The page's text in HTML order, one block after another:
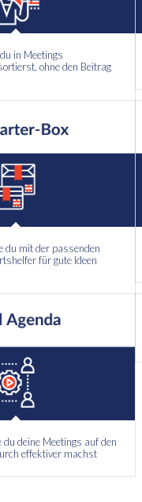
in Meetings
ohne den Beitrag
du mit der passenden
für gute Ideen
du deine Meetings auf den
effektiver machst